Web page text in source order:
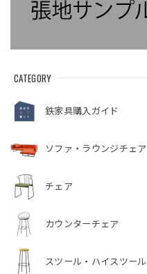
CATEGORY
鉄家具購入ガイド
ソファ・ラウンジチェア
チェア
カウンターチェア
スツール・ハイスツール